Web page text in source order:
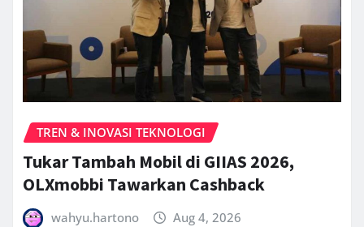
TREN & INOVASI TEKNOLOGI
Tukar Tambah Mobil di GIIAS 2026,
OLXmobbi Tawarkan Cashback
wahyu.hartono Aug 4, 2026